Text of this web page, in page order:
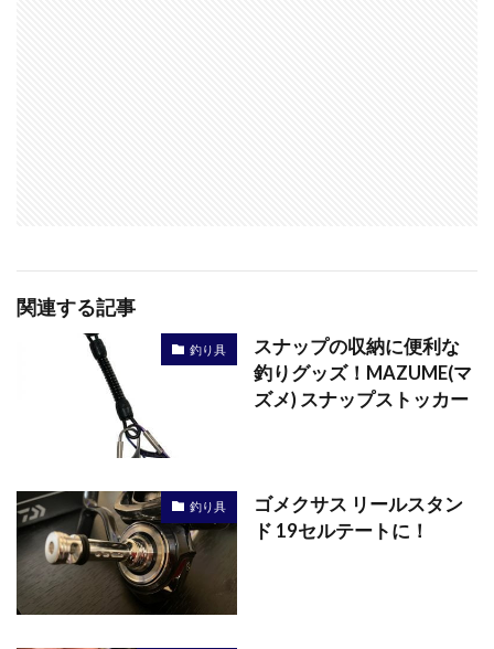
関連する記事
釣り具
スナップの収納に便利な
釣りグッズ！MAZUME(マ
ズメ) スナップストッカー
釣り具
ゴメクサス リールスタン
ド 19セルテートに！